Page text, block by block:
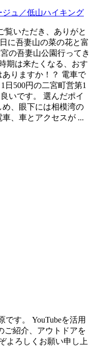
ュ／低山ハイキング
覧いただき、ありがと
に吾妻山の菜の花と富
の吾妻山公園行ってき
期は来たくなる、おす
りますか！？ 電車で
日500円の二宮町営第1
いです。 選んだポイ
、眼下には相模湾の
、車とアクセスが ...
です。 YouTubeを活用
ご紹介、アウトドアを
よろしくお願い申し上